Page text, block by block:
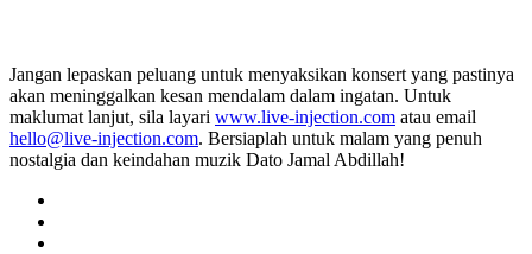
Jangan lepaskan peluang untuk menyaksikan konsert yang pastinya
akan meninggalkan kesan mendalam dalam ingatan. Untuk
maklumat lanjut, sila layari www.live-injection.com atau email
hello@live-injection.com. Bersiaplah untuk malam yang penuh
nostalgia dan keindahan muzik Dato Jamal Abdillah!